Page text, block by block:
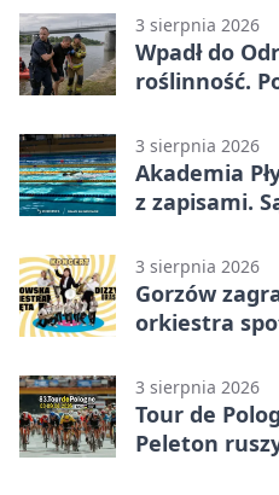
3 sierpnia 2026
Wpadł do
roślinność.
3 sierpnia 2026
Akademia
z zapisami.
3 sierpnia 2026
Gorzów
orkiestra
3 sierpnia 2026
Tour de
Peleton